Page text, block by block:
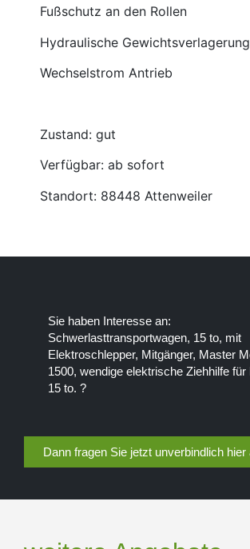
Fußschutz an den Rollen
Hydraulische Gewichtsverlagerung
Wechselstrom Antrieb
Zustand: gut
Verfügbar: ab sofort
Standort: 88448 Attenweiler
Sie haben Interesse an:
Schwerlasttransportwagen, 15 to, mit
Elektroschlepper, Mitgänger, Master
1500, wendige elektrische Ziehhilfe für
15 to. ?
Dann fragen Sie jetzt unverbindlich hier